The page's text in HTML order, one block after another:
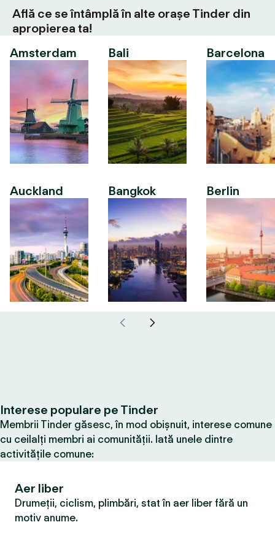
Află ce se întâmplă în alte orașe Tinder din
apropierea ta!
Amsterdam
Auckland
Bali
Bangkok
Barcelona
Berlin
Interese populare pe Tinder
Membrii Tinder găsesc, în mod obișnuit, interese comune
cu ceilalți membri ai comunității. Iată unele dintre
activitățile comune:
Aer liber
Drumeții, ciclism, plimbări, stat în aer liber fără un
motiv anume.